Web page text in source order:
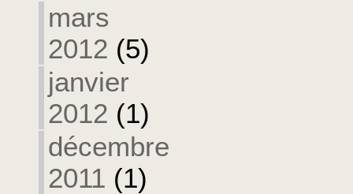
mars
2012 (5)
janvier
2012 (1)
décembre
2011 (1)